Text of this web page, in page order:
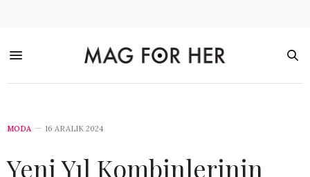
MODA 16 ARALIK 2024
Yeni Yıl Kombinlerinin